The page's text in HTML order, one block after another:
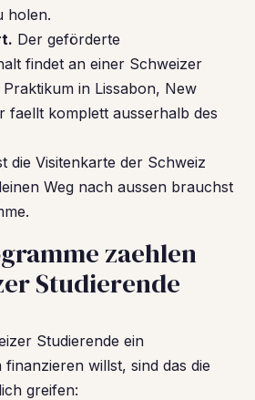
holen.
Der geförderte
findet an einer Schweizer
in Lissabon, New
faellt komplett ausserhalb des
die Visitenkarte der Schweiz
Weg nach aussen brauchst
zaehlen
Studierende
Studierende ein
willst, sind das die
greifen: